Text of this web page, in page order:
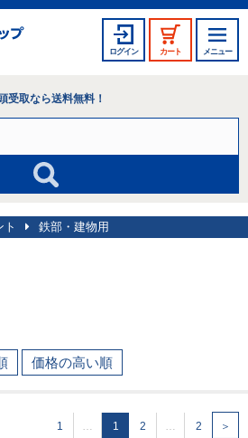
ログイン カート メニュー
受取なら送料無料！
ト 鉄部・建物用
価格の高い順
1 … 1 2 … 2 ＞